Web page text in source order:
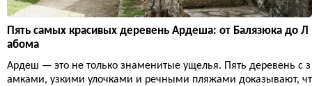
Пять самых красивых деревень Ардеша: от Балязюка до Л
абома
Ардеш — это не только знаменитые ущелья. Пять деревень с з
амками, узкими улочками и речными пляжами доказывают, чт